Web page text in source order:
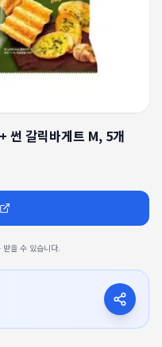
썬 갈릭바게트 M, 5개
을 수 있습니다.